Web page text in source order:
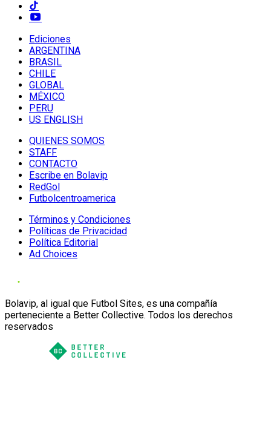
Ediciones
ARGENTINA
BRASIL
CHILE
GLOBAL
MÉXICO
PERU
US ENGLISH
QUIENES SOMOS
STAFF
CONTACTO
Escribe en Bolavip
RedGol
Futbolcentroamerica
Términos y Condiciones
Políticas de Privacidad
Política Editorial
Ad Choices
Bolavip, al igual que Futbol Sites, es una compañía
perteneciente a Better Collective. Todos los derechos
reservados